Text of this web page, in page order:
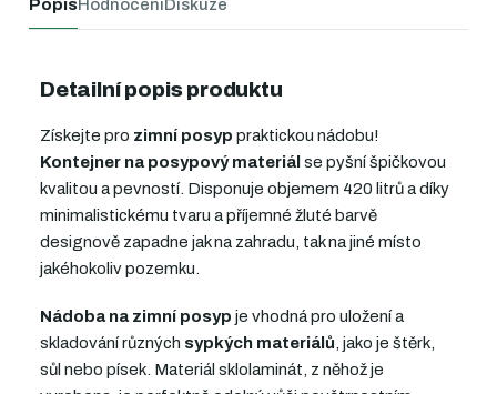
PopisHodnoceníDiskuze
Detailní popis produktu
Získejte pro zimní posyp praktickou nádobu!
Kontejner na posypový materiál se pyšní špičkovou
kvalitou a pevností. Disponuje objemem 420 litrů a díky
minimalistickému tvaru a příjemné žluté barvě
designově zapadne jak na zahradu, tak na jiné místo
jakéhokoliv pozemku.
Nádoba na zimní posyp je vhodná pro uložení a
skladování různých sypkých materiálů , jako je štěrk,
sůl nebo písek. Materiál sklolaminát, z něhož je